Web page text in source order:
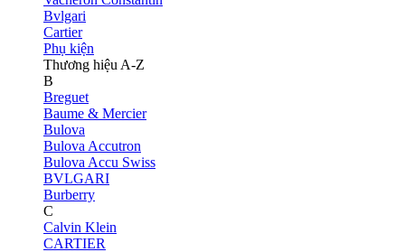
Bvlgari
Cartier
Phụ kiện
Thương hiệu A-Z
B
Breguet
Baume & Mercier
Bulova
Bulova Accutron
Bulova Accu Swiss
BVLGARI
Burberry
C
Calvin Klein
CARTIER